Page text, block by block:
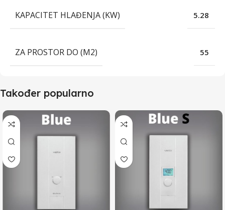
KAPACITET HLAĐENJA (KW) 5.28
ZA PROSTOR DO (M2) 55
Također popularno